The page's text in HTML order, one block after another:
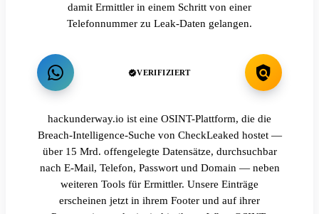
damit Ermittler in einem Schritt von einer
Telefonnummer zu Leak-Daten gelangen.
VERIFIZIERT
hackunderway.io ist eine OSINT-Plattform, die die
Breach-Intelligence-Suche von CheckLeaked hostet —
über 15 Mrd. offengelegte Datensätze, durchsuchbar
nach E-Mail, Telefon, Passwort und Domain — neben
weiteren Tools für Ermittler. Unsere Einträge
erscheinen jetzt in ihrem Footer und auf ihrer